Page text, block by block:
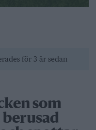
för 3 år sedan
som
berusad